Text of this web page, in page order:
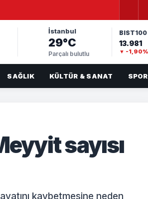
İstanbul
29°C
Parçalı bulutlu
BIST100
13.981
▼ -1,90%
SAĞLIK KÜLTÜR & SANAT SPOR
sayısı
kaybetmesine neden